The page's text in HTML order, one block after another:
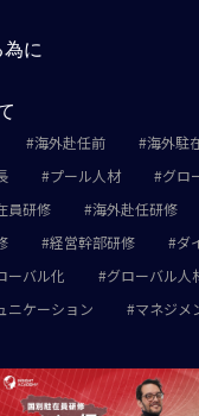
に
海外赴任前 海外駐
プール人材 グロ
員研修 海外赴任研修
経営幹部研修 ダ
ーバル化 グローバル人
ニケーション マネジメ